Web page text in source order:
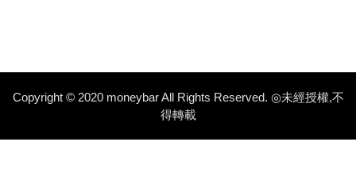
Copyright © 2020 moneybar All Rights Reserved. ◎未經授權,不
得轉載